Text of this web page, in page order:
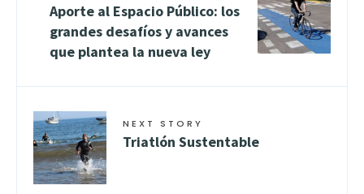
Aporte al Espacio Público: los
grandes desafíos y avances
que plantea la nueva ley
NEXT STORY
Triatlón Sustentable